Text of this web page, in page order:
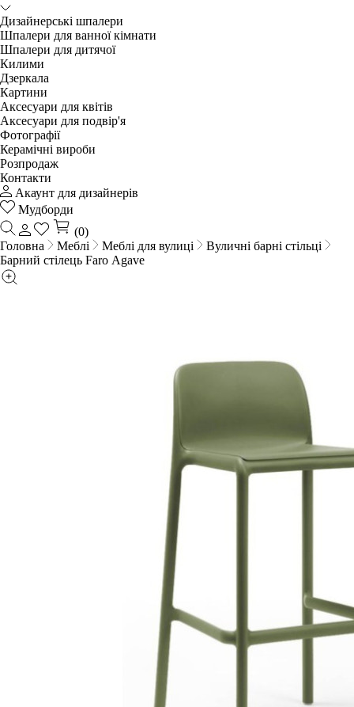
Дизайнерські шпалери
Шпалери для ванної кімнати
Шпалери для дитячої
Килими
Дзеркала
Картини
Аксесуари для квітів
Аксесуари для подвір'я
Фотографії
Керамічні вироби
Розпродаж
Контакти
Акаунт для дизайнерів
Мудборди
(0)
Головна
Меблі Меблі для вулиці
Вуличні барні стільці
Барний стілець Faro Agave